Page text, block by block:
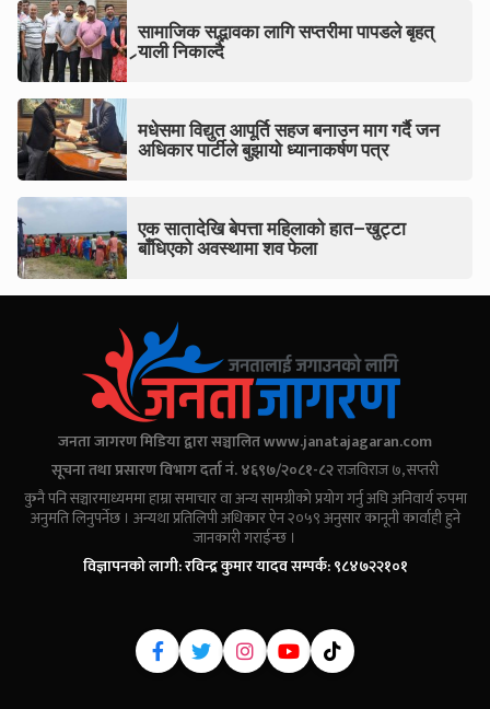
सामाजिक सद्भावका लागि सप्तरीमा पापडले बृहत्
र्‍याली निकाल्दै
मधेसमा विद्युत आपूर्ति सहज बनाउन माग गर्दै जन
अधिकार पार्टीले बुझायो ध्यानाकर्षण पत्र
एक सातादेखि बेपत्ता महिलाको हात–खुट्टा
बाँधिएको अवस्थामा शव फेला
जनता जागरण मिडिया द्वारा सञ्चालितwww.janatajagaran.com
सूचना तथा प्रसारण विभाग दर्ता नं. ४६९७/२०८१-८२राजविराज ७, सप्तरी
कुनै पनि सञ्चारमाध्यममा हाम्रा समाचार वा अन्य सामग्रीको प्रयोग गर्नु अघि अनिवार्य रुपमा
अनुमति लिनुपर्नेछ । अन्यथा प्रतिलिपी अधिकार ऐन २०५९ अनुसार कानूनी कार्वाही हुने
जानकारी गराईन्छ ।
विज्ञापनको लागी: रविन्द्र कुमार यादव सम्पर्क: ९८४७२२१०१